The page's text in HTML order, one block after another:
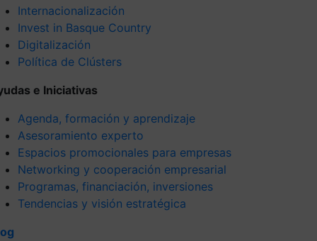
Internacionalización
Invest in Basque Country
Digitalización
Política de Clústers
e Iniciativas
Agenda, formación y aprendizaje
Asesoramiento experto
Espacios promocionales para empresas
Networking y cooperación empresarial
Programas, financiación, inversiones
Tendencias y visión estratégica